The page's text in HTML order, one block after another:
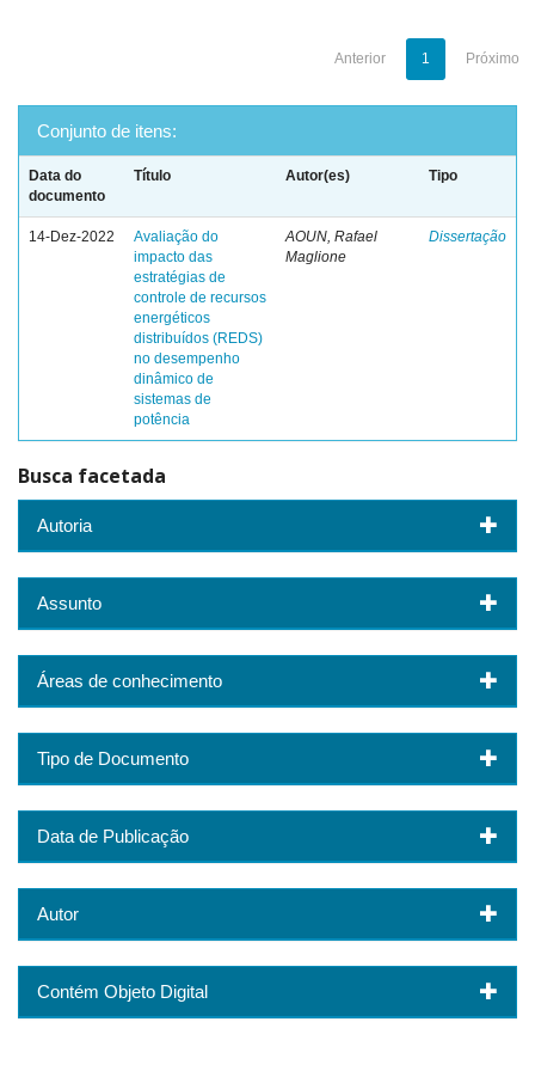
Anterior 1 Próximo
Conjunto de itens:
Data do
documento
Título Autor(es) Tipo
14-Dez-2022
Avaliação do
impacto das
estratégias de
controle de recursos
energéticos
distribuídos (REDS)
no desempenho
dinâmico de
sistemas de
potência
AOUN, Rafael
Maglione
Dissertação
Busca facetada
Autoria
Assunto
Áreas de conhecimento
Tipo de Documento
Data de Publicação
Autor
Contém Objeto Digital